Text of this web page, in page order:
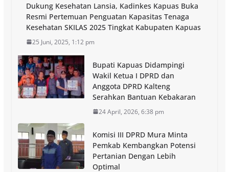
Dukung Kesehatan Lansia, Kadinkes Kapuas Buka
Resmi Pertemuan Penguatan Kapasitas Tenaga
Kesehatan SKILAS 2025 Tingkat Kabupaten Kapuas
25 Juni, 2025, 1:12 pm
Bupati Kapuas Didampingi
Wakil Ketua I DPRD dan
Anggota DPRD Kalteng
Serahkan Bantuan Kebakaran
24 April, 2026, 6:38 pm
Komisi III DPRD Mura Minta
Pemkab Kembangkan Potensi
Pertanian Dengan Lebih
Optimal